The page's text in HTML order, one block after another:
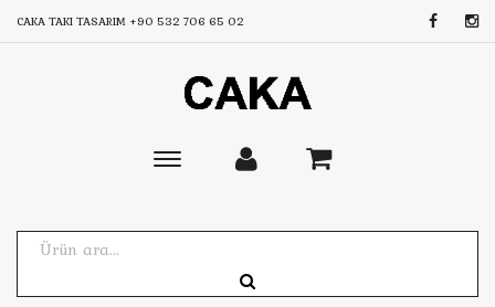
CAKA TAKI TASARIM +90 532 706 65 02
Toggle